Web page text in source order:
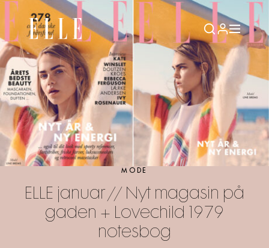
MODE
ELLE januar // Nyt magasin på
gaden + Lovechild 1979
notesbog